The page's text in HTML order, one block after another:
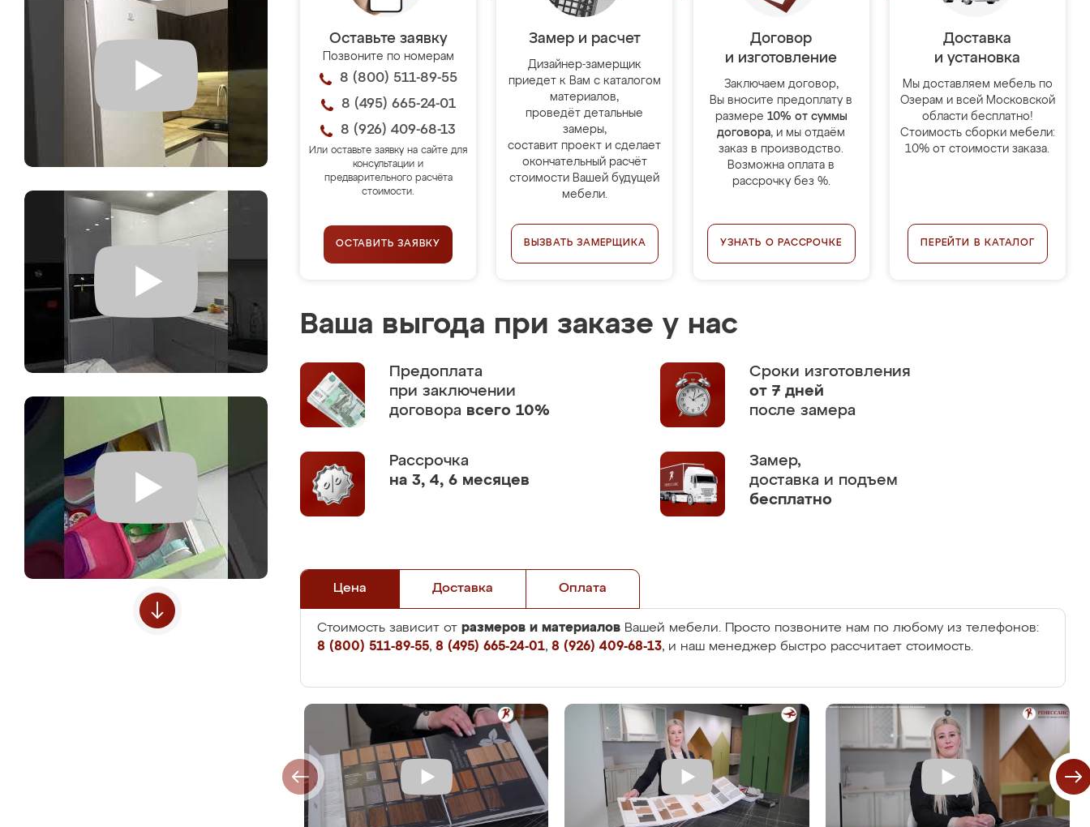
Оставьте заявку
Позвоните по номерам
8 (800) 511-89-55
8 (495) 665-24-01
8 (926) 409-68-13
Или оставьте заявку на сайте для
консультации и
предварительного расчёта
стоимости.
ОСТАВИТЬ ЗАЯВКУ
Замер и расчет
Дизайнер-замерщик
приедет к Вам с каталогом
материалов,
проведёт детальные
замеры,
составит проект и сделает
окончательный расчёт
стоимости Вашей будущей
мебели.
ВЫЗВАТЬ ЗАМЕРЩИКА
Договор
и изготовление
Заключаем договор,
Вы вносите предоплату в
размере 10% от суммы
договора, и мы отдаём
заказ в производство.
Возможна оплата в
рассрочку без %.
УЗНАТЬ О РАССРОЧКЕ
Доставка
и установка
Мы доставляем мебель по
Озерам и всей Московской
области бесплатно!
Стоимость сборки мебели:
10% от стоимости заказа.
ПЕРЕЙТИ В КАТАЛОГ
Ваша выгода при заказе у нас
Предоплата
при заключении
договора всего 10%
Сроки изготовления
от 7 дней
после замера
Рассрочка
на 3, 4, 6 месяцев
Замер,
доставка и подъем
бесплатно
Цена Доставка Оплата
Стоимость зависит от размеров и материалов Вашей мебели. Просто позвоните нам по любому из телефонов:
8 (800) 511-89-55, 8 (495) 665-24-01, 8 (926) 409-68-13, и наш менеджер быстро рассчитает стоимость.